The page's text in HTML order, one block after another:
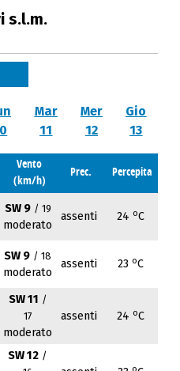
s.l.m.
Mar
11
Mer
12
Gio
13
Vento
(km/h)
Prec. Percepita
SW 9 / 19
moderato
assenti 24 oC
SW 9 / 18
moderato
assenti 23 oC
SW 11 /
17
moderato
assenti 24 oC
SW 12 /
o